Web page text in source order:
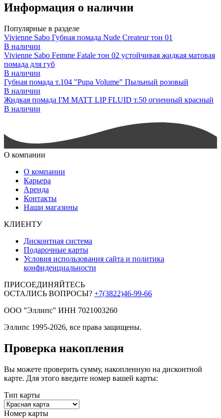
Информация о наличии
Популярные в разделе
Vivienne Sabo Губная помада Nude Createur тон 01
В наличии
Vivienne Sabo Femme Fatale тон 02 устойчивая жидкая матовая
помада для губ
В наличии
Губная помада т.104 "Pupa Volume" Пыльный розовый
В наличии
Жидкая помада I'M MATT LIP FLUID т.50 огненный красный
В наличии
О компании
О компании
Карьера
Аренда
Контакты
Наши магазины
КЛИЕНТУ
Дисконтная система
Подарочные карты
Условия использования сайта и политика
конфиденциальности
ПРИСОЕДИНЯЙТЕСЬ
ОСТАЛИСЬ ВОПРОСЫ? +7(3822)46-99-66
ООО "Эллипс" ИНН 7021003260
Эллипс 1995-2026, все права защищены.
Проверка накопления
Вы можете проверить сумму, накопленную на дисконтной
карте. Для этого введите номер вашей карты:
Тип карты
Номер карты